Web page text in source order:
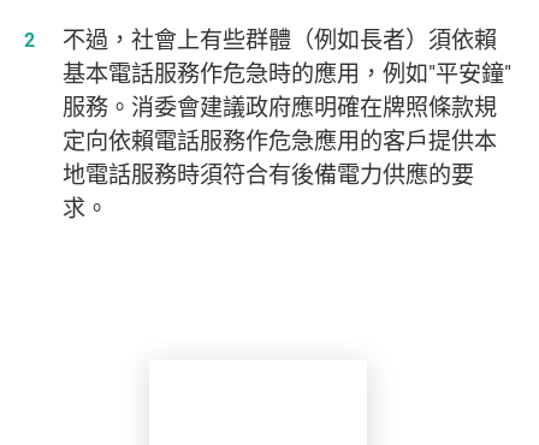
不過，社會上有些群體（例如長者）須依賴
基本電話服務作危急時的應用，例如"平安鐘"
服務。消委會建議政府應明確在牌照條款規
定向依賴電話服務作危急應用的客戶提供本
地電話服務時須符合有後備電力供應的要
求。